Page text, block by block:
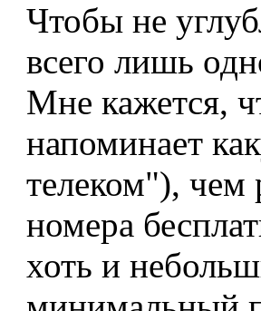
Чтобы не
всего лишь
Мне кажется,
напоминает
телеком"), чем
номера
хоть и